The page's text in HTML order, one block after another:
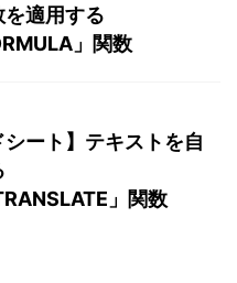
を適用する
」関数
シート】テキストを自
」関数